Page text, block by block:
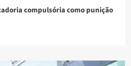
compulsória como punição